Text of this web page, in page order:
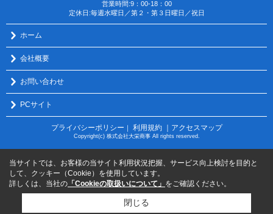
営業時間:9：00-18：00
定休日:毎週水曜日／第２・第３日曜日／祝日
ホーム
会社概要
お問い合わせ
PCサイト
プライバシーポリシー ｜ 利用規約 ｜アクセスマップ
Copyright(c) 株式会社大栄商事 All rights reserved.
当サイトでは、お客様の当サイト利用状況把握、サービス向上検討を目的と
して、クッキー（Cookie）を使用しています。
詳しくは、当社の 「Cookieの取扱いについて」 をご確認ください。
閉じる